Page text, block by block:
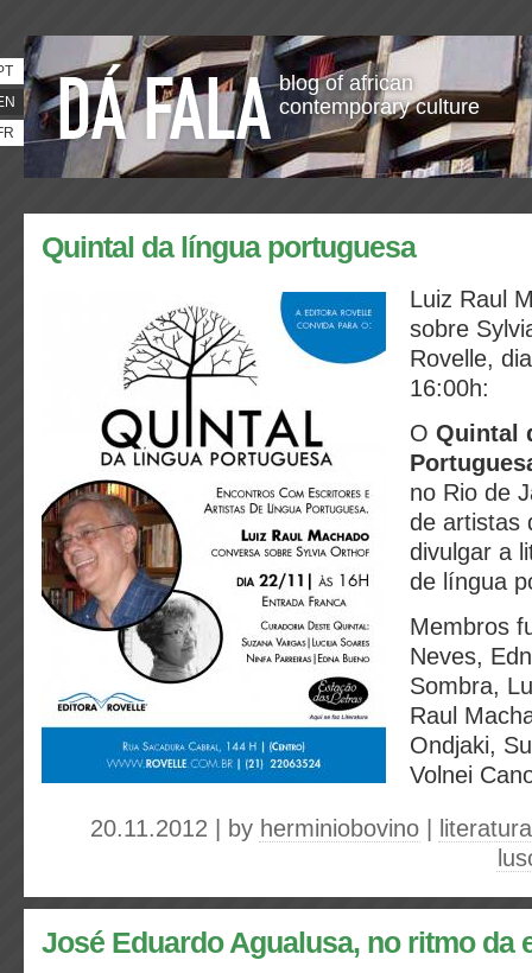
blog of african
contemporary culture
Quintal da língua portuguesa
Luiz Raul
sobre
Rovelle,
16:00h:
O Quintal
no Rio de
de artistas
divulgar a
de língua
Membros
Neves,
Sombra,
Raul
Ondjaki,
Volnei
20.11.2012 | by herminiobovino
literatura
José Eduardo Agualusa, no ritmo da